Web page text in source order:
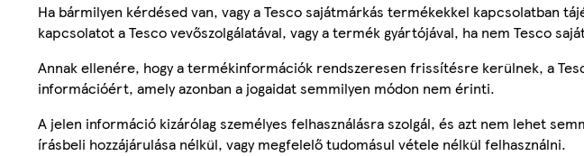
Ha bármilyen kérdésed van, vagy a Tesco sajátmárkás termékekkel kapcsolatban
kapcsolatot a Tesco vevőszolgálatával, vagy a termék gyártójával, ha nem Tesco
Annak ellenére, hogy a termékinformációk rendszeresen frissítésre kerülnek, a
információért, amely azonban a jogaidat semmilyen módon nem érinti.
A jelen információ kizárólag személyes felhasználásra szolgál, és azt nem lehet
írásbeli hozzájárulása nélkül, vagy megfelelő tudomásul vétele nélkül felhasználni.